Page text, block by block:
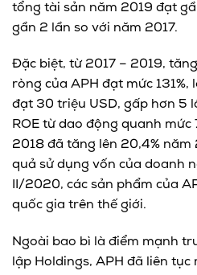
tổng tài sản năm 2019 đạt
gần 2 lần so với năm 2017.
Đặc biệt, từ 2017 – 2019,
ròng của APH đạt mức
đạt 30 triệu USD, gấp hơn 5
ROE từ dao động quanh mức
2018 đã tăng lên 20,4% năm
quả sử dụng vốn của doanh
II/2020, các sản phẩm của
quốc gia trên thế giới.
Ngoài bao bì là điểm mạnh
lập Holdings, APH đã liên